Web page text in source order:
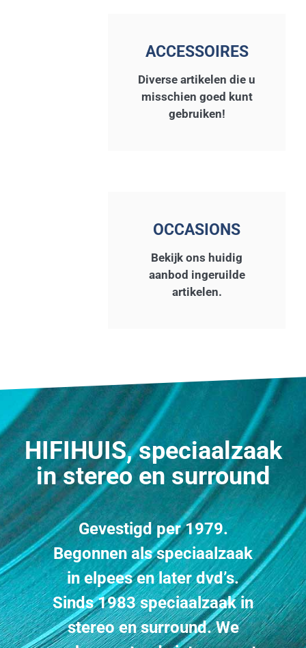
ACCESSOIRES
Diverse artikelen die u
misschien goed kunt
gebruiken!
OCCASIONS
Bekijk ons huidig
aanbod ingeruilde
artikelen.
HIFIHUIS, speciaalzaak
in stereo en surround
Gevestigd per 1979.
Begonnen als speciaalzaak
in elpees en later dvd’s.
Sinds 1983 speciaalzaak in
stereo en surround. We